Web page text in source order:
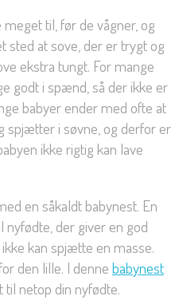
til, før de vågner, og
sted at sove, der er trygt og
ekstra tungt. For mange
godt i spænd, så der ikke er
babyer ender med ofte at
spjætter i søvne, og derfor er
ikke rigtig kan lave
en såkaldt babynest. En
nyfødte, der giver en god
kan spjætte en masse.
den lille. I denne babynest
til netop din nyfødte.